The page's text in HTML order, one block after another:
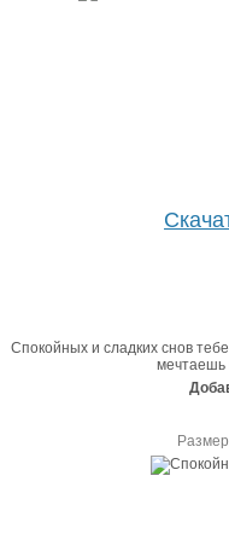
Спокойных и сладких снов
мечтаешь